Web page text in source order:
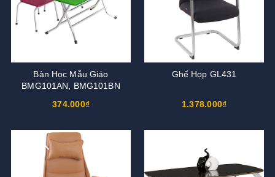
Bàn Học Mẫu Giáo
BMG101AN, BMG101BN
374.000₫
Ghế Họp GL431
1.378.000₫